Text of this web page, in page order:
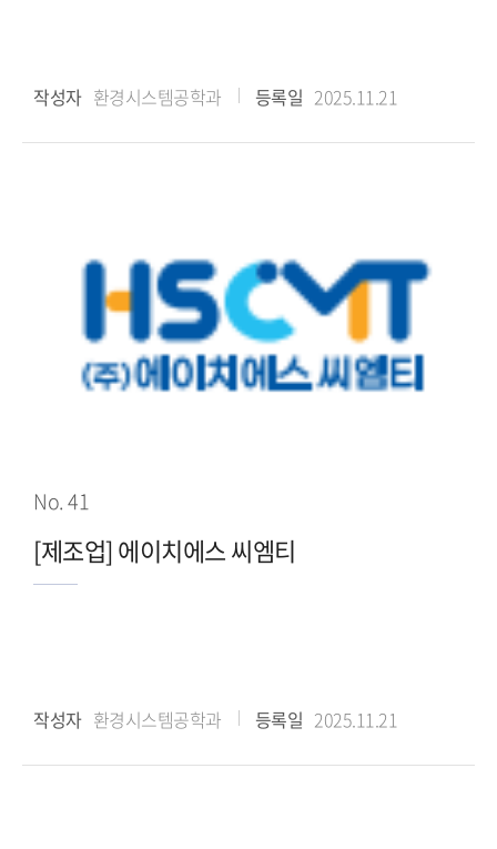
작성자 환경시스템공학과 등록일 2025.11.21
No. 41
[제조업] 에이치에스 씨엠티
작성자 환경시스템공학과 등록일 2025.11.21